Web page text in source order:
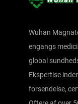
Wuhan
engangs
global
Ekspertise
forsendelse,